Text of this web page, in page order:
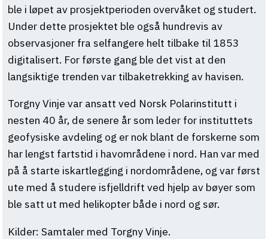
ble i løpet av prosjektperioden overvåket og studert.
Under dette prosjektet ble også hundrevis av
observasjoner fra selfangere helt tilbake til 1853
digitalisert. For første gang ble det vist at den
langsiktige trenden var tilbaketrekking av havisen.
Torgny Vinje var ansatt ved Norsk Polarinstitutt i
nesten 40 år, de senere år som leder for instituttets
geofysiske avdeling og er nok blant de forskerne som
har lengst fartstid i havområdene i nord. Han var med
på å starte iskartlegging i nordområdene, og var først
ute med å studere isfjelldrift ved hjelp av bøyer som
ble satt ut med helikopter både i nord og sør.
Kilder: Samtaler med Torgny Vinje.